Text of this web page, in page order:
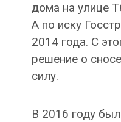
дома на улице
А по иску
2014 года. С
решение о
силу.
В 2016 году